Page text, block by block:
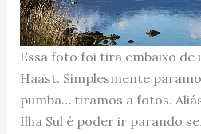
Essa foto foi tira embaixo de
Haast. Simplesmente
pumba… tiramos a fotos.
Ilha Sul é poder ir parando